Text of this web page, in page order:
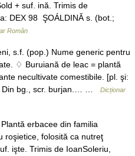
+ suf. ină. Trimis de
DEX 98 ŞOÁLDINĂ s. (bot.;
Român
s.f. (pop.) Nume generic pentru
♢ Buruiană de leac = plantă
necultivate comestibile. [pl. şi:
Din bg., scr. burjan.… …
Dicționar
erbacee din familia
roşietice, folosită ca nutreţ
işte. Trimis de IoanSoleriu,